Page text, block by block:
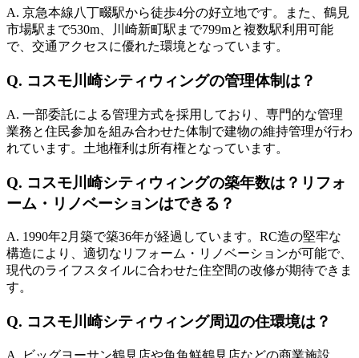
A. 京急本線八丁畷駅から徒歩4分の好立地です。また、鶴見
市場駅まで530m、川崎新町駅まで799mと複数駅利用可能
で、交通アクセスに優れた環境となっています。
Q. コスモ川崎シティウィングの管理体制は？
A. 一部委託による管理方式を採用しており、専門的な管理
業務と住民参加を組み合わせた体制で建物の維持管理が行わ
れています。土地権利は所有権となっています。
Q. コスモ川崎シティウィングの築年数は？リフォ
ーム・リノベーションはできる？
A. 1990年2月築で築36年が経過しています。RC造の堅牢な
構造により、適切なリフォーム・リノベーションが可能で、
現代のライフスタイルに合わせた住空間の改修が期待できま
す。
Q. コスモ川崎シティウィング周辺の住環境は？
A. ビッグヨーサン鶴見店や魚魚鮮鶴見店などの商業施設、